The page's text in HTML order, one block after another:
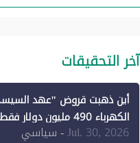
آخر التحقيقات
الكهرباء 490 مليون دولار فقط لـ"الطاقة المتجددة" (1)
Jul. 30, 2026- سياسي